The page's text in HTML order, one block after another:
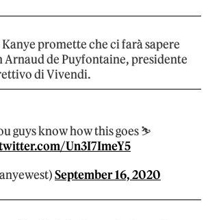
promette che ci farà sapere
Arnaud de Puyfontaine, presidente
di Vivendi.
guys know how this goes ⛷
Un3I7ImeY5
September 16, 2020